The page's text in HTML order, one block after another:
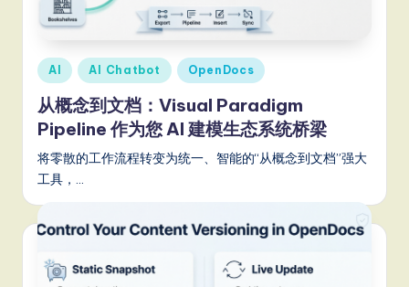
p
li
fi
e
d
C
hi
n
e
Posted
in
AI AI Chatbot OpenDocs
从概念到文档：Visual Paradigm
Pipeline 作为您 AI 建模生态系统桥梁
将零散的工作流程转变为统一、智能的“从概念到文档”强大
工具，…